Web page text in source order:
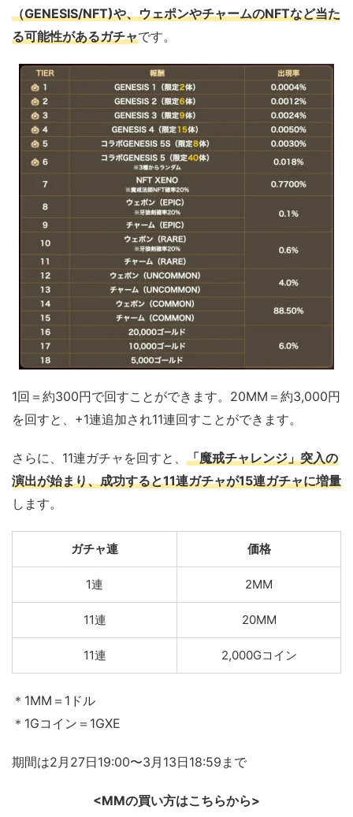
（GENESIS/NFT)や、ウェポンやチャームのNFTなど当た
る可能性があるガチャです。
1回＝約300円で回すことができます。20MM＝約3,000円
を回すと、+1連追加され11連回すことができます。
さらに、11連ガチャを回すと、 「魔戒チャレンジ」突入の
演出が始まり、成功すると11連ガチャが15連ガチャに増量
します。
ガチャ連 価格
1連 2MM
11連 20MM
11連 2,000Gコイン
＊1MM＝1ドル
＊1Gコイン＝1GXE
期間は2月27日19:00〜3月13日18:59まで
<MMの買い方はこちらから>